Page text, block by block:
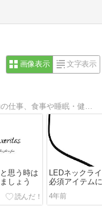
画像表示 文字表示
思う時は
しょう
LEDネックラ
必須アイテム
れない
4年前